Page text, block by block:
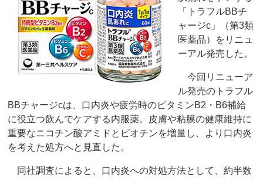
「トラフルBBチ
ャージc」（第3類
医薬品）をリニュ
ーアル発売した。
今回リニューア
ル発売のトラフル
BBチャージcは、口内炎や疲労時のビタミンB2・B6補給
に役立つ飲んでケアする内服薬。皮膚や粘膜の健康維持に
重要なニコチン酸アミドとビオチンを増量し、より口内炎
を考えた処方へと見直した。
同社調査によると、口内炎への対処方法として、約半数